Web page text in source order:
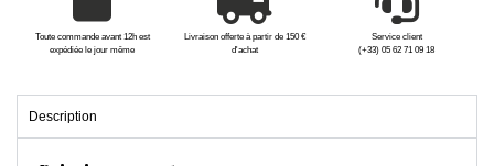
Toute commande avant 12h est
expédiée le jour même
Livraison offerte à partir de 150 €
d'achat
Service client
(+33) 05 62 71 09 18
Description